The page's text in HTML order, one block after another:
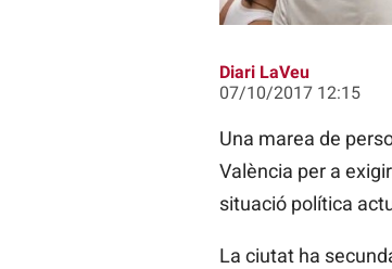
Diari LaVeu
07/10/2017 12:15
Una marea de
València per a
situació política
La ciutat ha